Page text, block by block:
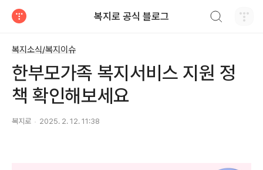
복지로 공식 블로그
복지소식/복지이슈
한부모가족 복지서비스 지원 정
책 확인해보세요
복지로 2025. 2. 12. 11:38